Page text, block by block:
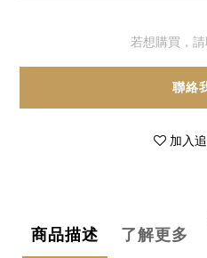
若想購買，請
聯絡
加入
商品描述 了解更多